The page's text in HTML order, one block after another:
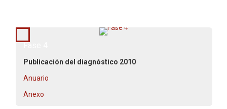
Diciembre 2010
Fase 4
Publicación del diagnóstico 2010
Anuario
Anexo